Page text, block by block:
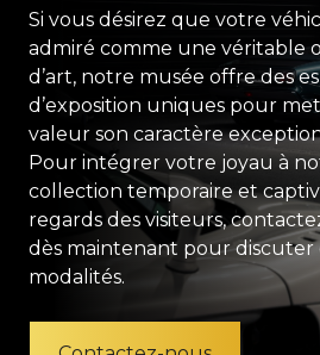
Si vous désirez que votre
admiré comme une véritable
d’art, notre musée offre des
d’exposition uniques pour
valeur son caractère
Pour intégrer votre joyau à
collection temporaire et
regards des visiteurs,
dès maintenant pour discuter
modalités.